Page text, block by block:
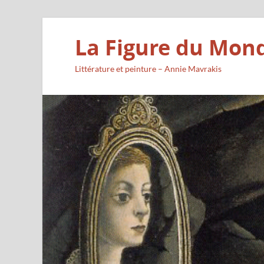
La Figure du
Littérature et peinture – Annie Mavrakis